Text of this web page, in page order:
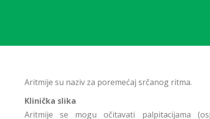
Aritmije su naziv za poremećaj srčanog ritma.
Klinička slika
Aritmije se mogu očitavati palpitacijama